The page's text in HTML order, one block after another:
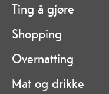
Ting å gjøre
Shopping
Overnatting
Mat og drikke